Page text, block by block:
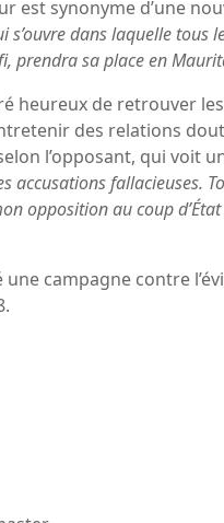
est synonyme d’une
s’ouvre dans laquelle
prendra sa place en
heureux de retrouver
des relations
l’opposant, qui voit
accusations fallacieuses.
opposition au coup
campagne contre